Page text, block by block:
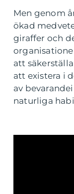
Men genom
ökad
giraffer och
att
att existera i
av
naturliga